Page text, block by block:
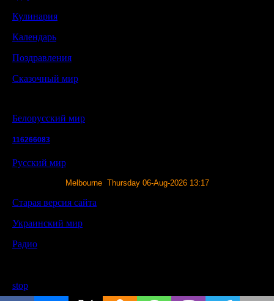
Кулинария
Календарь
Поздравления
Сказочный мир
Белорусский мир
116266083
Русский мир
Melbourne Thursday 06-Aug-2026 13:17
Старая версия сайта
Украинский мир
Радио
stop